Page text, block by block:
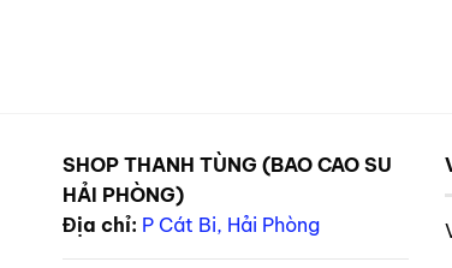
SHOP THANH TÙNG (BAO CAO SU
HẢI PHÒNG)
Địa chỉ: P Cát Bi, Hải Phòng